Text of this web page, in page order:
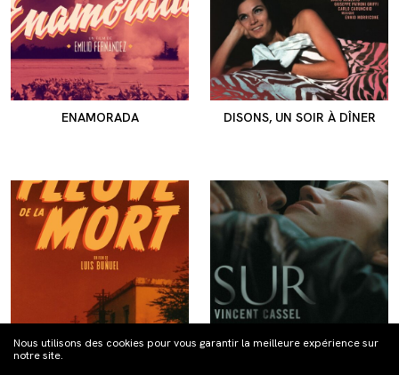
ENAMORADA DISONS, UN SOIR À DÎNER
Nous utilisons des cookies pour vous garantir la meilleure expérience sur
notre site.